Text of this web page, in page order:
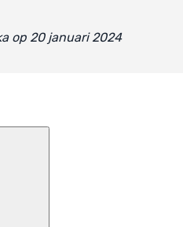
op 20 januari 2024